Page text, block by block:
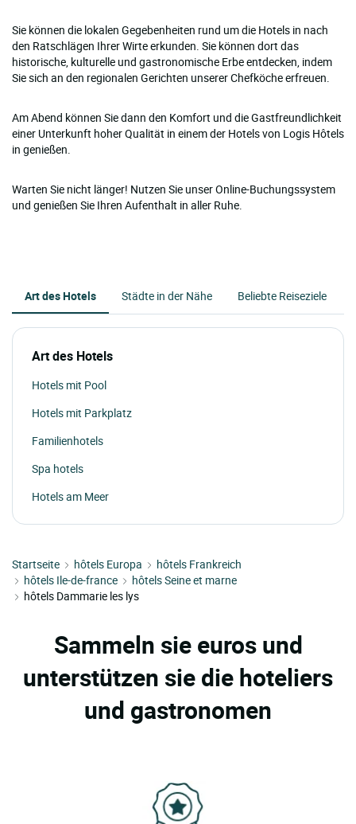
Sie können die lokalen Gegebenheiten rund um die Hotels in nach
den Ratschlägen Ihrer Wirte erkunden. Sie können dort das
historische, kulturelle und gastronomische Erbe entdecken, indem
Sie sich an den regionalen Gerichten unserer Chefköche erfreuen.
Am Abend können Sie dann den Komfort und die Gastfreundlichkeit
einer Unterkunft hoher Qualität in einem der Hotels von Logis Hôtels
in genießen.
Warten Sie nicht länger! Nutzen Sie unser Online-Buchungssystem
und genießen Sie Ihren Aufenthalt in aller Ruhe.
Art des Hotels Städte in der Nähe Beliebte Reiseziele
Art des Hotels
Hotels mit Pool
Hotels mit Parkplatz
Familienhotels
Spa hotels
Hotels am Meer
Startseite hôtels Europa
hôtels Frankreich
hôtels Ile-de-france
hôtels Seine et marne
hôtels Dammarie les lys
Sammeln sie euros und
unterstützen sie die hoteliers
und gastronomen